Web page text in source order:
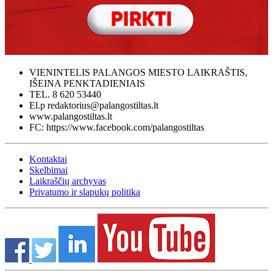
VIENINTELIS PALANGOS MIESTO LAIKRAŠTIS,
IŠEINA PENKTADIENIAIS
TEL. 8 620 53440
El.p redaktorius@palangostiltas.lt
www.palangostiltas.lt
FC: https://www.facebook.com/palangostiltas
Kontaktai
Skelbimai
Laikraščių archyvas
Privatumo ir slapukų politika